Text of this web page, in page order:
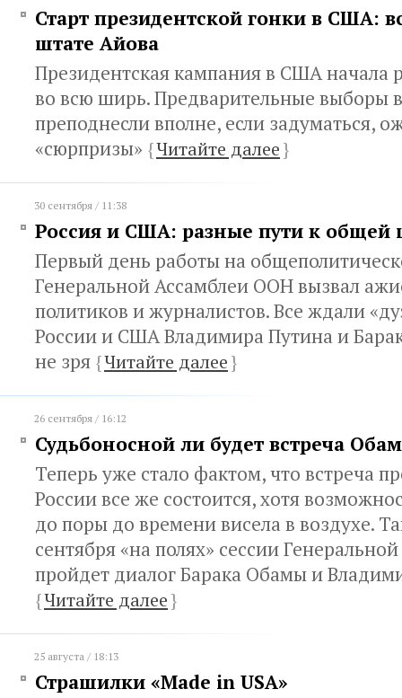
Старт президентской гонки в США:
штате Айова
Президентская кампания в США начала
во всю ширь. Предварительные выборы
преподнесли вполне, если задуматься,
«сюрпризы» {Читайте далее}
30 сентября / 11:38
Россия и США: разные пути к общей
Первый день работы на
Генеральной Ассамблеи ООН вызвал
политиков и журналистов. Все ждали
России и США Владимира Путина и
не зря {Читайте далее}
26 сентября / 16:12
Судьбоносной ли будет встреча
Теперь уже стало фактом, что встреча
России все же состоится, хотя
до поры до времени висела в воздухе.
сентября «на полях» сессии
пройдет диалог Барака Обамы и
{Читайте далее}
25 августа / 18:13
Страшилки «Made in USA»